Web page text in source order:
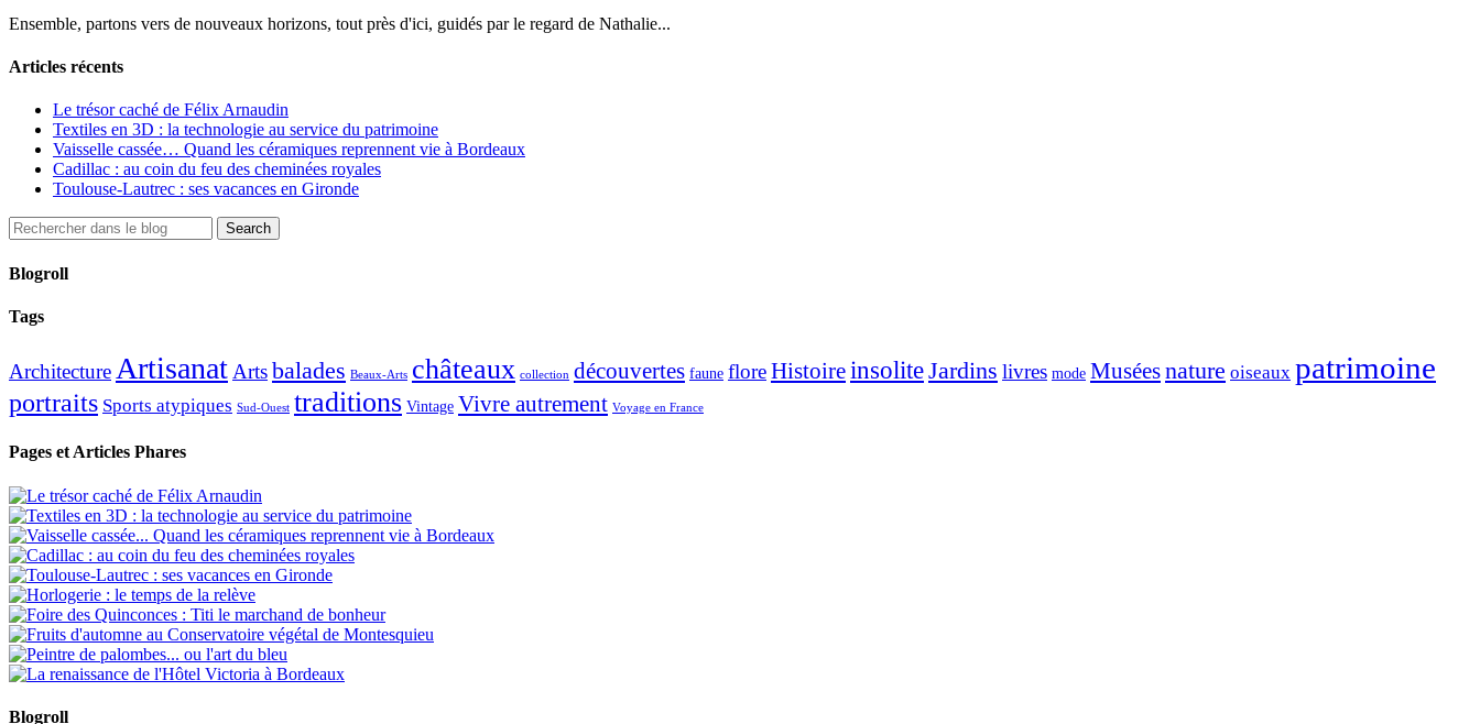
Ensemble, partons vers de nouveaux horizons, tout près d'ici, guidés par le regard de Nathalie...
Articles récents
Le trésor caché de Félix Arnaudin
Textiles en 3D : la technologie au service du patrimoine
Vaisselle cassée… Quand les céramiques reprennent vie à Bordeaux
Cadillac : au coin du feu des cheminées royales
Toulouse-Lautrec : ses vacances en Gironde
Blogroll
Tags
Architecture Artisanat Artsbalades Beaux-Arts châteaux collection découvertes faune floreHistoireinsoliteJardins livres mode Muséesnature oiseaux patrimoine
portraits Sports atypiques Sud-Ouest traditions Vintage Vivre autrement Voyage en France
Pages et Articles Phares
Blogroll